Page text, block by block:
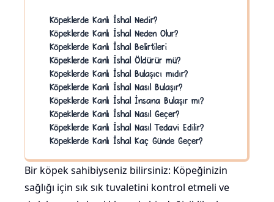
Köpeklerde Kanlı İshal Nedir?
Köpeklerde Kanlı İshal Neden Olur?
Köpeklerde Kanlı İshal Belirtileri
Köpeklerde Kanlı İshal Öldürür mü?
Köpeklerde Kanlı İshal Bulaşıcı mıdır?
Köpeklerde Kanlı İshal Nasıl Bulaşır?
Köpeklerde Kanlı İshal İnsana Bulaşır mı?
Köpeklerde Kanlı İshal Nasıl Geçer?
Köpeklerde Kanlı İshal Nasıl Tedavi Edilir?
Köpeklerde Kanlı İshal Kaç Günde Geçer?
Bir köpek sahibiyseniz bilirsiniz: Köpeğinizin
sağlığı için sık sık tuvaletini kontrol etmeli ve